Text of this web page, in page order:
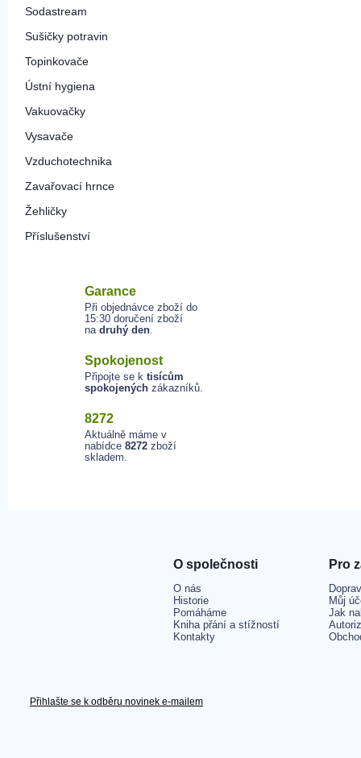
Sodastream
Sušičky potravin
Topinkovače
Ústní hygiena
Vakuovačky
Vysavače
Vzduchotechnika
Zavařovací hrnce
Žehličky
Příslušenství
Garance
Při objednávce zboží do
15:30 doručení zboží
na druhý den.
Spokojenost
Připojte se k tisícům
spokojených zákazníků.
8272
Aktuálně máme v
nabídce 8272 zboží
skladem.
O společnosti
O nás
Historie
Pomáháme
Kniha přání a stížností
Kontakty
Pro
Můj
Jak
Přihlašte se k odběru novinek e-mailem